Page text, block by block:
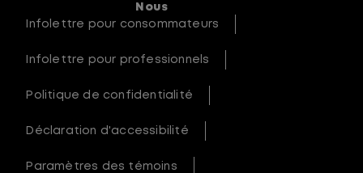
Nous
Infolettre pour consommateurs
Infolettre pour professionnels
Politique de confidentialité
Déclaration d'accessibilité
Paramètres des témoins